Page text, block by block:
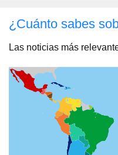
¿Cuánto sabes
Las noticias más